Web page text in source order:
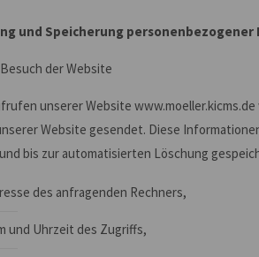
und Speicherung
der Website
unserer Website
Website gesendet. Diese
bis zur automatisierten Löschung
des anfragenden Rechners,
und Uhrzeit des Zugriffs,